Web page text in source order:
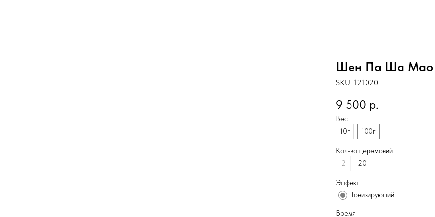
Шен Па Ша Мао
SKU: 121020
9 500 р.
Вес
10г
100г
Кол-во церемоний
2
20
Эффект
Тонизирующий
Время